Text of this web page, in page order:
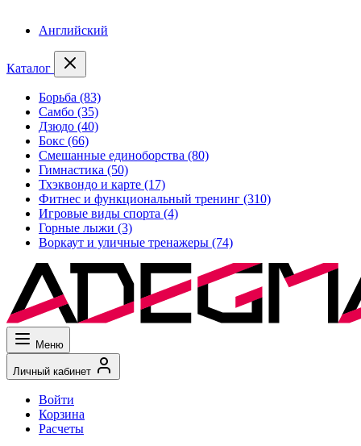
Английский
Каталог
Борьба (83)
Самбо (35)
Дзюдо (40)
Бокс (66)
Смешанные единоборства (80)
Гимнастика (50)
Тхэквондо и карте (17)
Фитнес и функциональный тренинг (310)
Игровые виды спорта (4)
Горные лыжи (3)
Воркаут и уличные тренажеры (74)
Меню
Личный кабинет
Войти
Корзина
Расчеты